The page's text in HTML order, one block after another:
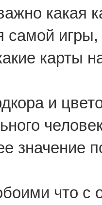
какая
самой
карты
и
значение
что с